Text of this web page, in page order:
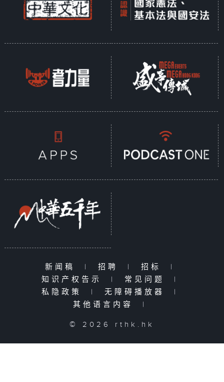
新闻稿 | 招聘 | 招标
|
知识产权告示
| 常见问题
|
私隐政策
| 无障碍播放器
|
其他语言内容
|
© 2026 rthk.hk